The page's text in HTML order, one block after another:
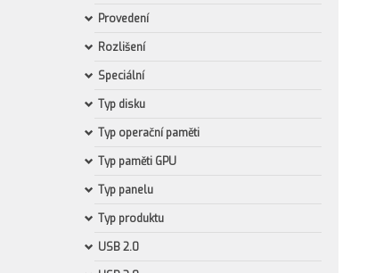
Provedení
Rozlišení
Speciální
Typ disku
Typ operační paměti
Typ paměti GPU
Typ panelu
Typ produktu
USB 2.0